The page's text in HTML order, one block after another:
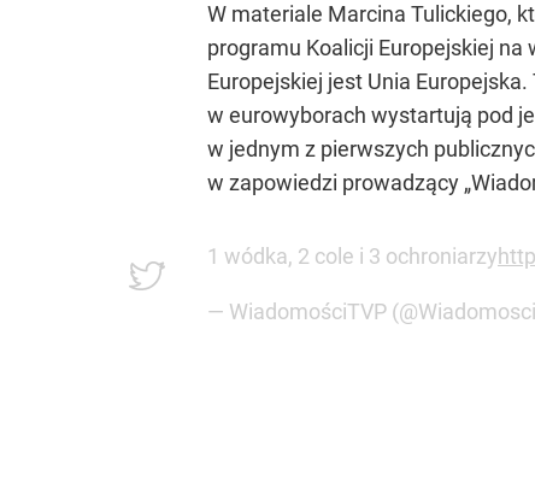
W materiale Marcina Tulickiego,
programu Koalicji Europejskiej
Europejskiej jest Unia
w eurowyborach wystartują pod
w jednym z pierwszych
w zapowiedzi prowadzący
1 wódka, 2 cole i 3 ochroniarzy
— WiadomościTVP